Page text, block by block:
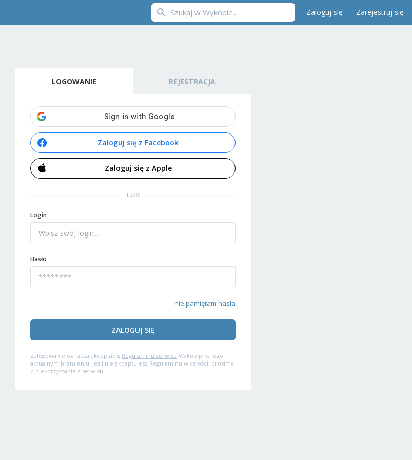
Zaloguj się Zarejestruj się
LOGOWANIE REJESTRACJA
Zaloguj się z Facebook
Zaloguj się z Apple
LUB
Login
Hasło
nie pamiętam hasła
ZALOGUJ SIĘ
Zalogowanie oznacza akceptację Regulaminu serwisu Wykop.pl w jego
aktualnym brzmieniu. Jeśli nie akceptujesz Regulaminu w całości, prosimy
o niekorzystanie z serwisu.